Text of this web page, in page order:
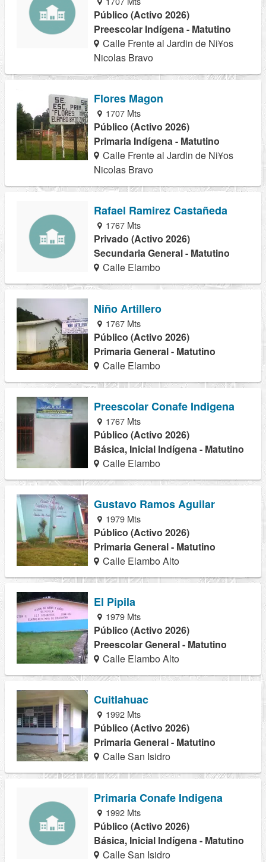
Público (Activo 2026)
Preescolar Indígena - Matutino
Calle Frente al Jardin de Ni¥os
Nicolas Bravo
Flores Magon
1707 Mts
Público (Activo 2026)
Primaria Indígena - Matutino
Calle Frente al Jardin de Ni¥os
Nicolas Bravo
Rafael Ramirez Castañeda
1767 Mts
Privado (Activo 2026)
Secundaria General - Matutino
Calle Elambo
Niño Artillero
1767 Mts
Público (Activo 2026)
Primaria General - Matutino
Calle Elambo
Preescolar Conafe Indigena
1767 Mts
Público (Activo 2026)
Básica, Inicial Indígena - Matutino
Calle Elambo
Gustavo Ramos Aguilar
1979 Mts
Público (Activo 2026)
Primaria General - Matutino
Calle Elambo Alto
El Pipila
1979 Mts
Público (Activo 2026)
Preescolar General - Matutino
Calle Elambo Alto
Cuitlahuac
1992 Mts
Público (Activo 2026)
Primaria General - Matutino
Calle San Isidro
Primaria Conafe Indigena
1992 Mts
Público (Activo 2026)
Básica, Inicial Indígena - Matutino
Calle San Isidro